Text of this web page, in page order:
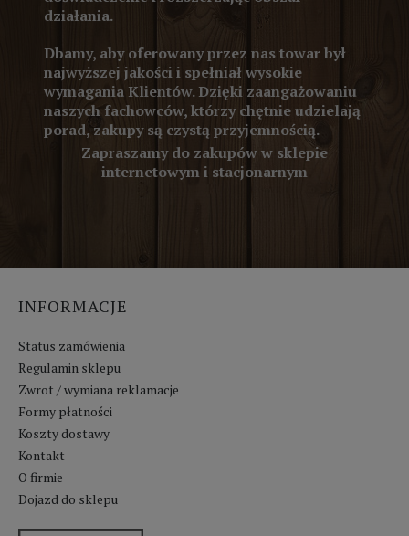
działania.
Dbamy, aby oferowany przez nas towar był
najwyższej jakości i spełniał wysokie
wymagania Klientów. Dzięki zaangażowaniu
naszych fachowców, którzy chętnie udzielają
porad, zakupy są czystą przyjemnością.
Zapraszamy do zakupów w sklepie
internetowym i stacjonarnym
INFORMACJE
Status zamówienia
Regulamin sklepu
Zwrot / wymiana reklamacje
Formy płatności
Koszty dostawy
Kontakt
O firmie
Dojazd do sklepu